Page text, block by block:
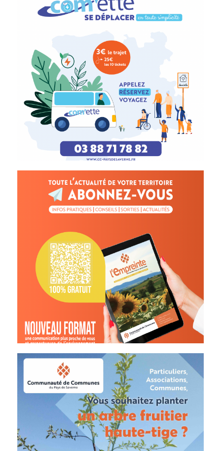
Télécharger la
plaquette
d'informations
Télécharger
Abonnez-
vous
gratuitement
à l'actualité
de votre
interco'
S'abonner gratuitement
haute-tige
En savoir plus